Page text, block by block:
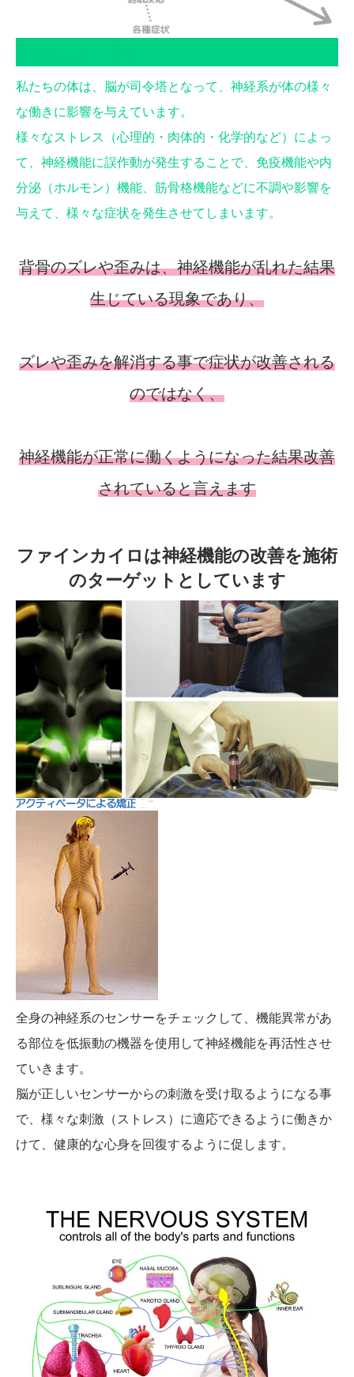
私たちの体は、脳が司令塔となって、神経系が体の様々
な働きに影響を与えています。
様々なストレス（心理的・肉体的・化学的など）によっ
て、神経機能に誤作動が発生することで、免疫機能や内
分泌（ホルモン）機能、筋骨格機能などに不調や影響を
与えて、様々な症状を発生させてしまいます。
背骨のズレや歪みは、神経機能が乱れた結果
生じている現象であり、
ズレや歪みを解消する事で症状が改善される
のではなく、
神経機能が正常に働くようになった結果改善
されていると言えます
ファインカイロは神経機能の改善を施術
のターゲットとしています
全身の神経系のセンサーをチェックして、機能異常があ
る部位を低振動の機器を使用して神経機能を再活性させ
ていきます。
脳が正しいセンサーからの刺激を受け取るようになる事
で、様々な刺激（ストレス）に適応できるように働きか
けて、健康的な心身を回復するように促します。